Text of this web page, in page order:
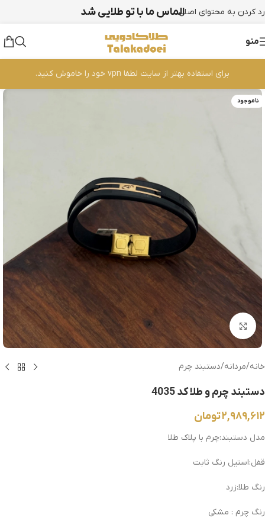
رد کردن به محتوای اصلیالماس ما با تو طلایی شد
منو
برای استفاده بهتر از سایت لطفا vpn خود را خاموش کنید.
ناموجود
بزرگنمایی تصویر
خانه/مردانه/دستبند چرم
دستبند چرم و طلا کد 4035
۲,۹۸۹,۶۱۲تومان
مدل دستبند:چرم با پلاک طلا
قفل:استیل رنگ ثابت
رنگ طلا:زرد
رنگ چرم : مشکی